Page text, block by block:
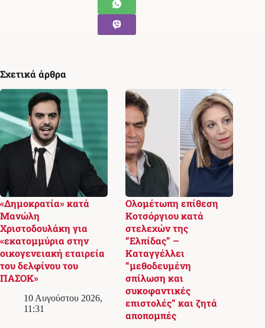
Σχετικά άρθρα
«Δημοκρατία» κατά
Μανώλη
Χριστοδουλάκη για
«εκατομμύρια στην
οικογενειακή εταιρεία
του δελφίνου του
ΠΑΣΟΚ»
10 Αυγούστου 2026,
11:31
Ολομέτωπη επίθεση
Κοτσόργιου κατά
στελεχών της
“Ελπίδας” –
Καταγγέλλει
“μεθοδευμένη
σπίλωση και
συκοφαντικές
επιστολές” και ζητά
αποπομπές